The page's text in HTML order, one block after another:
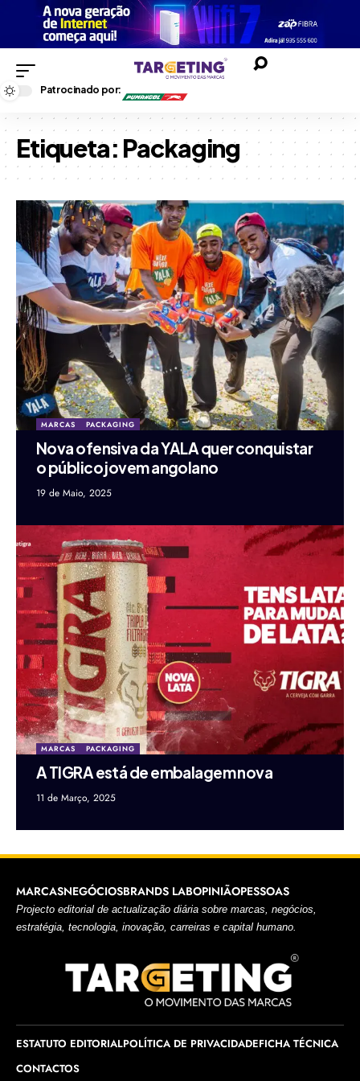
Patrocinado por:
Etiqueta: Packaging
MARCAS PACKAGING
Nova ofensiva da YALA quer conquistar
o público jovem angolano
19 de Maio, 2025
MARCAS PACKAGING
A TIGRA está de embalagem nova
11 de Março, 2025
MARCASNEGÓCIOSBRANDS LABOPINIÃOPESSOAS
Projecto editorial de actualização diária sobre marcas, negócios,
estratégia, tecnologia, inovação, carreiras e capital humano.
ESTATUTO EDITORIALPOLÍTICA DE PRIVACIDADEFICHA TÉCNICA
CONTACTOS